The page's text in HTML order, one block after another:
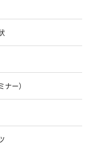
ー）